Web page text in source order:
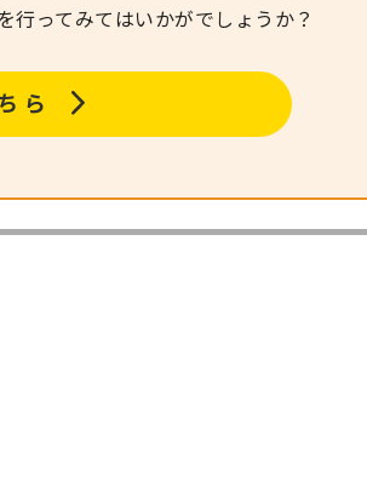
行ってみてはいかがでしょうか？
ら